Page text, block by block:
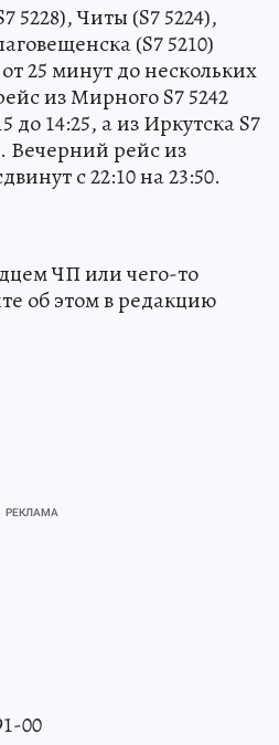
5228), Читы (S7 5224),
(S7 5210)
25 минут до нескольких
из Мирного S7 5242
до 14:25, а из Иркутска S7
Вечерний рейс из
с 22:10 на 23:50.
ЧП или чего-то
об этом в редакцию
00